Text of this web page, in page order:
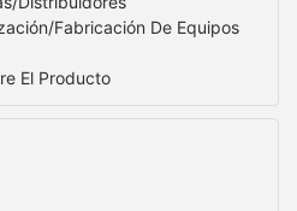
fabricación De Equipos
El Producto